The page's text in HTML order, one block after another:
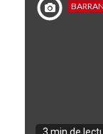
3 min de